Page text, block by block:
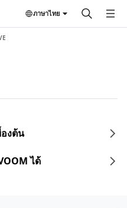
ภาษาไทย
องต้น
ได้